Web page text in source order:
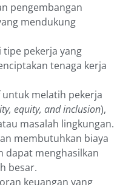
pengembangan
mendukung
pekerja yang
tenaga kerja
melatih pekerja
equity, and inclusion),
masalah lingkungan.
membutuhkan biaya
dapat menghasilkan
besar.
keuangan yang